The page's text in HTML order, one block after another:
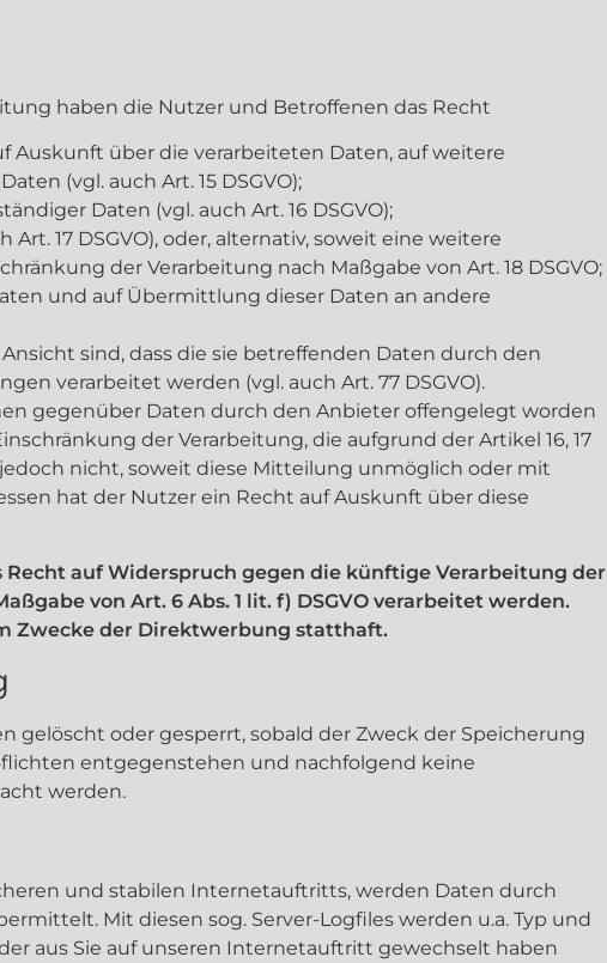
haben die Nutzer und Betroffenen das Recht
Auskunft über die verarbeiteten Daten, auf weitere
(vgl. auch Art. 15 DSGVO);
Daten (vgl. auch Art. 16 DSGVO);
17 DSGVO), oder, alternativ, soweit eine weitere
der Verarbeitung nach Maßgabe von Art. 18 DSGVO;
und auf Übermittlung dieser Daten an andere
sind, dass die sie betreffenden Daten durch den
verarbeitet werden (vgl. auch Art. 77 DSGVO).
gegenüber Daten durch den Anbieter offengelegt worden
der Verarbeitung, die aufgrund der Artikel 16, 17
nicht, soweit diese Mitteilung unmöglich oder mit
hat der Nutzer ein Recht auf Auskunft über diese
Recht auf Widerspruch gegen die künftige Verarbeitung der
von Art. 6 Abs. 1 lit. f) DSGVO verarbeitet werden.
Zwecke der Direktwerbung statthaft.
oder gesperrt, sobald der Zweck der Speicherung
entgegenstehen und nachfolgend keine
werden.
und stabilen Internetauftritts, werden Daten durch
Mit diesen sog. Server-Logfiles werden u.a. Typ und
aus Sie auf unseren Internetauftritt gewechselt haben